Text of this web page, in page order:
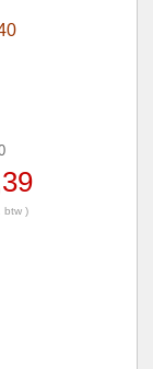
btw )